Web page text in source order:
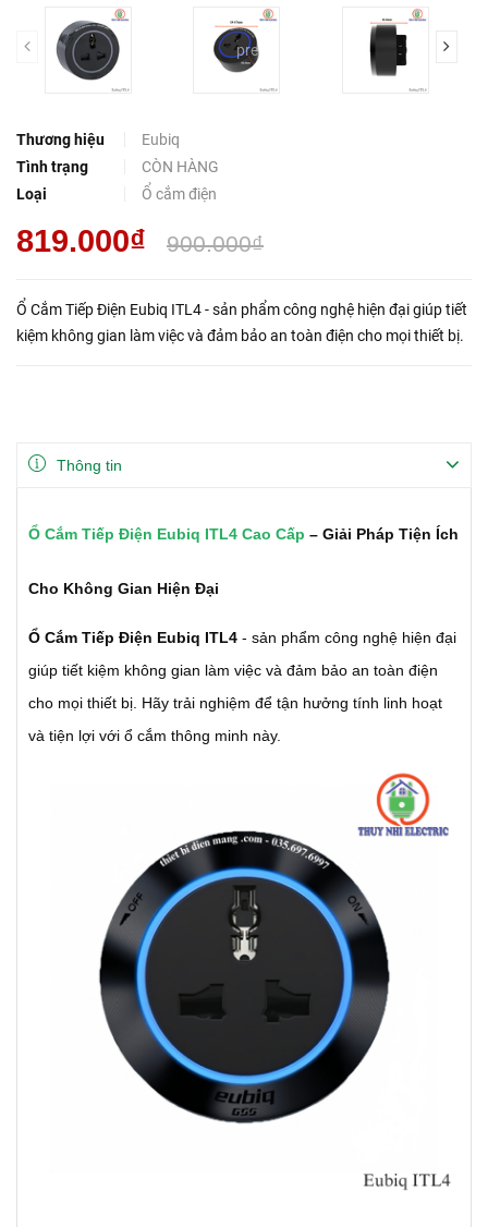
prev
Thương hiệu
Eubiq
Tình trạng
CÒN HÀNG
Loại
Ổ cắm điện
819.000₫ 900.000₫
Ổ Cắm Tiếp Điện Eubiq ITL4 - sản phẩm công nghệ hiện đại giúp tiết
kiệm không gian làm việc và đảm bảo an toàn điện cho mọi thiết bị.
Thông tin
Ổ Cắm Tiếp Điện Eubiq ITL4 Cao Cấp – Giải Pháp Tiện Ích
Cho Không Gian Hiện Đại
Ổ Cắm Tiếp Điện Eubiq ITL4 - sản phẩm công nghệ hiện đại
giúp tiết kiệm không gian làm việc và đảm bảo an toàn điện
cho mọi thiết bị. Hãy trải nghiệm để tận hưởng tính linh hoạt
và tiện lợi với ổ cắm thông minh này.